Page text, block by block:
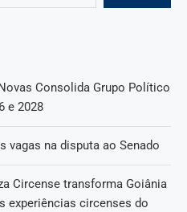
Consolida Grupo Político
e 2028
vagas na disputa ao Senado
Circense transforma Goiânia
experiências circenses do